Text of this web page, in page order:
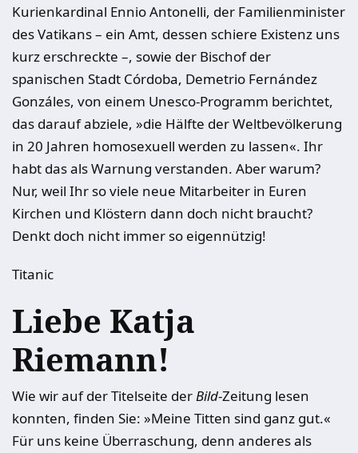
Kurienkardinal Ennio Antonelli, der Familienminister
des Vatikans – ein Amt, dessen schiere Existenz uns
kurz erschreckte –, sowie der Bischof der
spanischen Stadt Córdoba, Demetrio Fernández
Gonzáles, von einem Unesco-Programm berichtet,
das darauf abziele, »die Hälfte der Weltbevölkerung
in 20 Jahren homosexuell werden zu lassen«. Ihr
habt das als Warnung verstanden. Aber warum?
Nur, weil Ihr so viele neue Mitarbeiter in Euren
Kirchen und Klöstern dann doch nicht braucht?
Denkt doch nicht immer so eigennützig!
Titanic
Liebe Katja
Riemann!
Wie wir auf der Titelseite derBild-Zeitung lesen
konnten, finden Sie: »Meine Titten sind ganz gut.«
Für uns keine Überraschung, denn anderes als